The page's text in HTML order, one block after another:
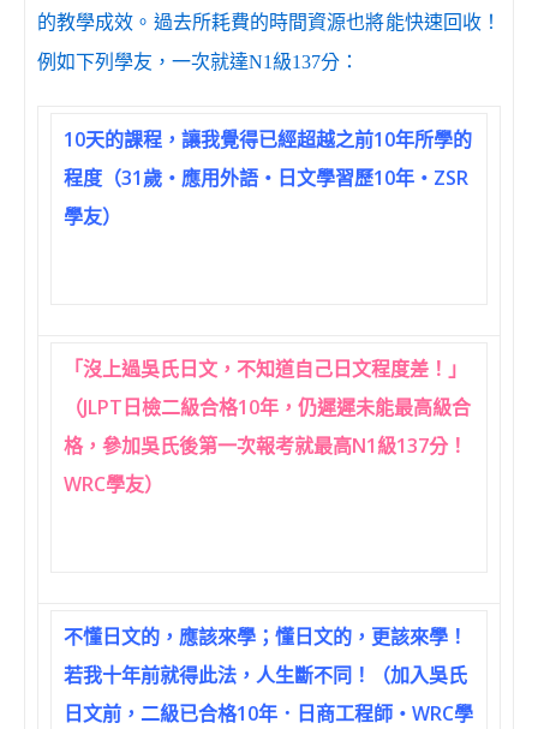
的教學成效。過去所耗費的時間資源也將能快速回收！
例如下列學友，一次就達N1級137分：
10天的課程，讓我覺得已經超越之前10年所學的
程度（31歲‧應用外語‧日文學習歷10年‧ZSR
學友）
「沒上過吳氏日文，不知道自己日文程度差！」
（JLPT日檢二級合格10年，仍遲遲未能最高級合
格，參加吳氏後第一次報考就最高N1級137分！
WRC學友）
不懂日文的，應該來學；懂日文的，更該來學！
若我十年前就得此法，人生斷不同！（加入吳氏
日文前，二級已合格10年．日商工程師‧WRC學